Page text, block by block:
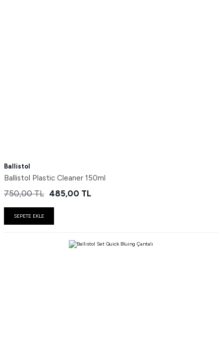
Ballistol
Ballistol Plastic Cleaner 150ml
750,00 TL 485,00 TL
SEPETE EKLE